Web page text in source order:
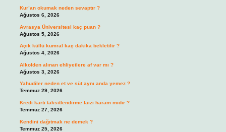
Kur’an okumak neden sevaptır ?
Ağustos 6, 2026
Avrasya Üniversitesi kaç puan ?
Ağustos 5, 2026
Açık küllü kumral kaç dakika bekletilir ?
Ağustos 4, 2026
Alkolden alınan ehliyetlere af var mı ?
Ağustos 3, 2026
Yahudiler neden et ve süt aynı anda yemez ?
Temmuz 29, 2026
Kredi kartı taksitlendirme faizi haram mıdır ?
Temmuz 27, 2026
Kendini dağıtmak ne demek ?
Temmuz 25, 2026